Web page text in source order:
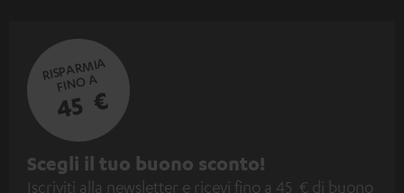
RISPARMIA
FINO A
45 €
I
Scegli il tuo buono sconto!
Iscriviti alla newsletter e ricevi fino a 45 € di buono